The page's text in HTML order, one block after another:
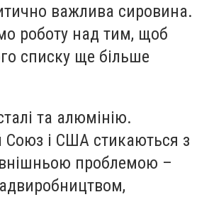
важлива сировина.
роботу над тим, щоб
списку ще більше
та алюмінію.
Союз і США стикаються з
проблемою –